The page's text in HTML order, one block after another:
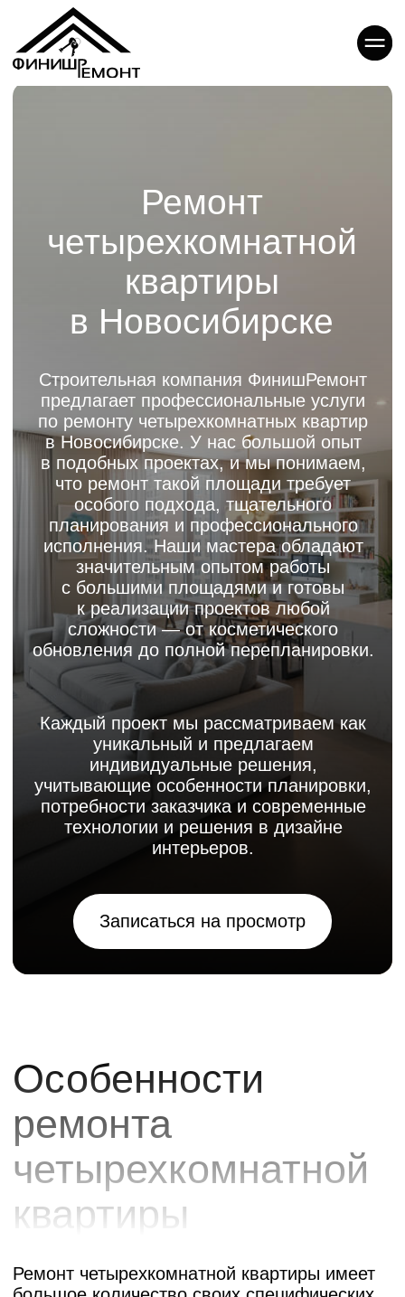
квартиры
в Новосибирске
Каждый проект мы рассматриваем как
уникальный и предлагаем
индивидуальные решения,
учитывающие особенности планировки,
потребности заказчика и современные
технологии и решения в дизайне
интерьеров.
предлагает профессиональные услуги
по ремонту четырехкомнатных квартир
в Новосибирске. У нас большой опыт
в подобных проектах, и мы понимаем,
планирования и профессионального
исполнения. Наши мастера обладают
значительным опытом работы
с большими площадями и готовы
к реализации проектов любой
сложности — от косметического
обновления до полной перепланировки.
Записаться на просмотр
Особенности
ремонта
четырехкомнатной
Ремонт четырехкомнатной квартиры имеет
большое количество своих специфических
особенностей, которые требуют
профессионального подхода. Прежде всего,
это тщательное зонирование пространства
сохранении индивидуальности каждой
комнаты - мы создаем гармоничный
характер, но при этом все помещения
объединены общей концепцией.
Особое внимание уделяем
освещения, которое создает комфортную
потери качества, предлагая рациональные
решения и альтернативные материалы.